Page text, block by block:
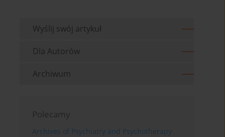
Wyślij swój artykuł
Dla Autorów
Archiwum
Polecamy
Archives of Psychiatry and Psychotherapy